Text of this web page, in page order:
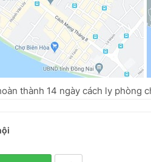
thành 14 ngày cách ly phòng